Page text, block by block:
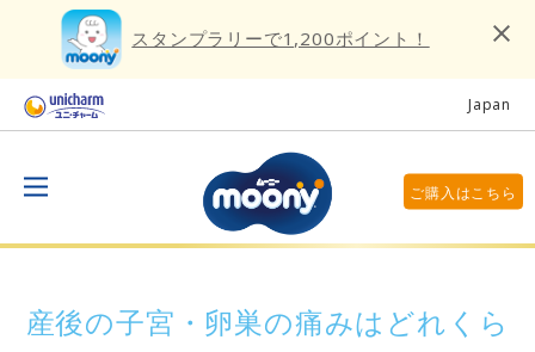
スタンプラリーで1,200ポイント！
Japan
ご購入はこちら
産後の子宮・卵巣の痛みはどれくら